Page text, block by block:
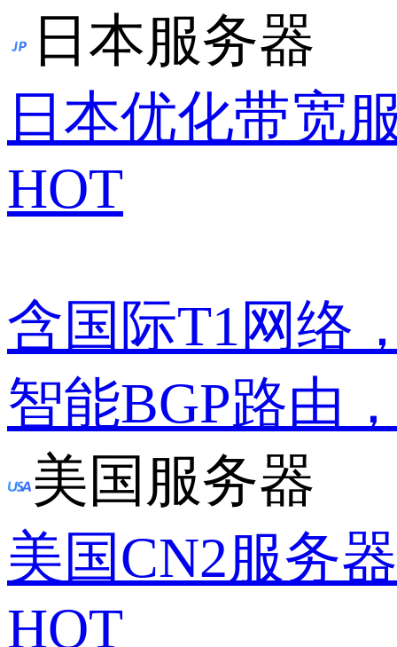
日本服务器
日本优化带宽
HOT
含国际T1网络
智能BGP路由
美国服务器
美国CN2服务器
HOT